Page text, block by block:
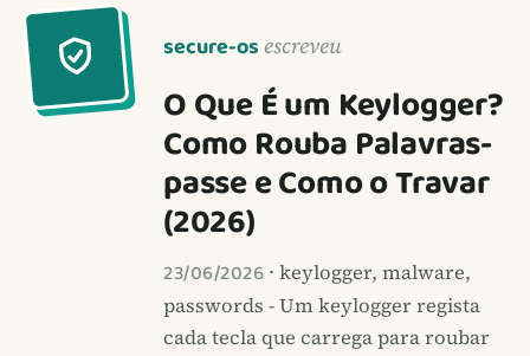
secure-os escreveu
O Que É um Keylogger?
Como Rouba Palavras-
passe e Como o Travar
(2026)
23/06/2026 · keylogger, malware,
passwords - Um keylogger regista
cada tecla que carrega para roubar